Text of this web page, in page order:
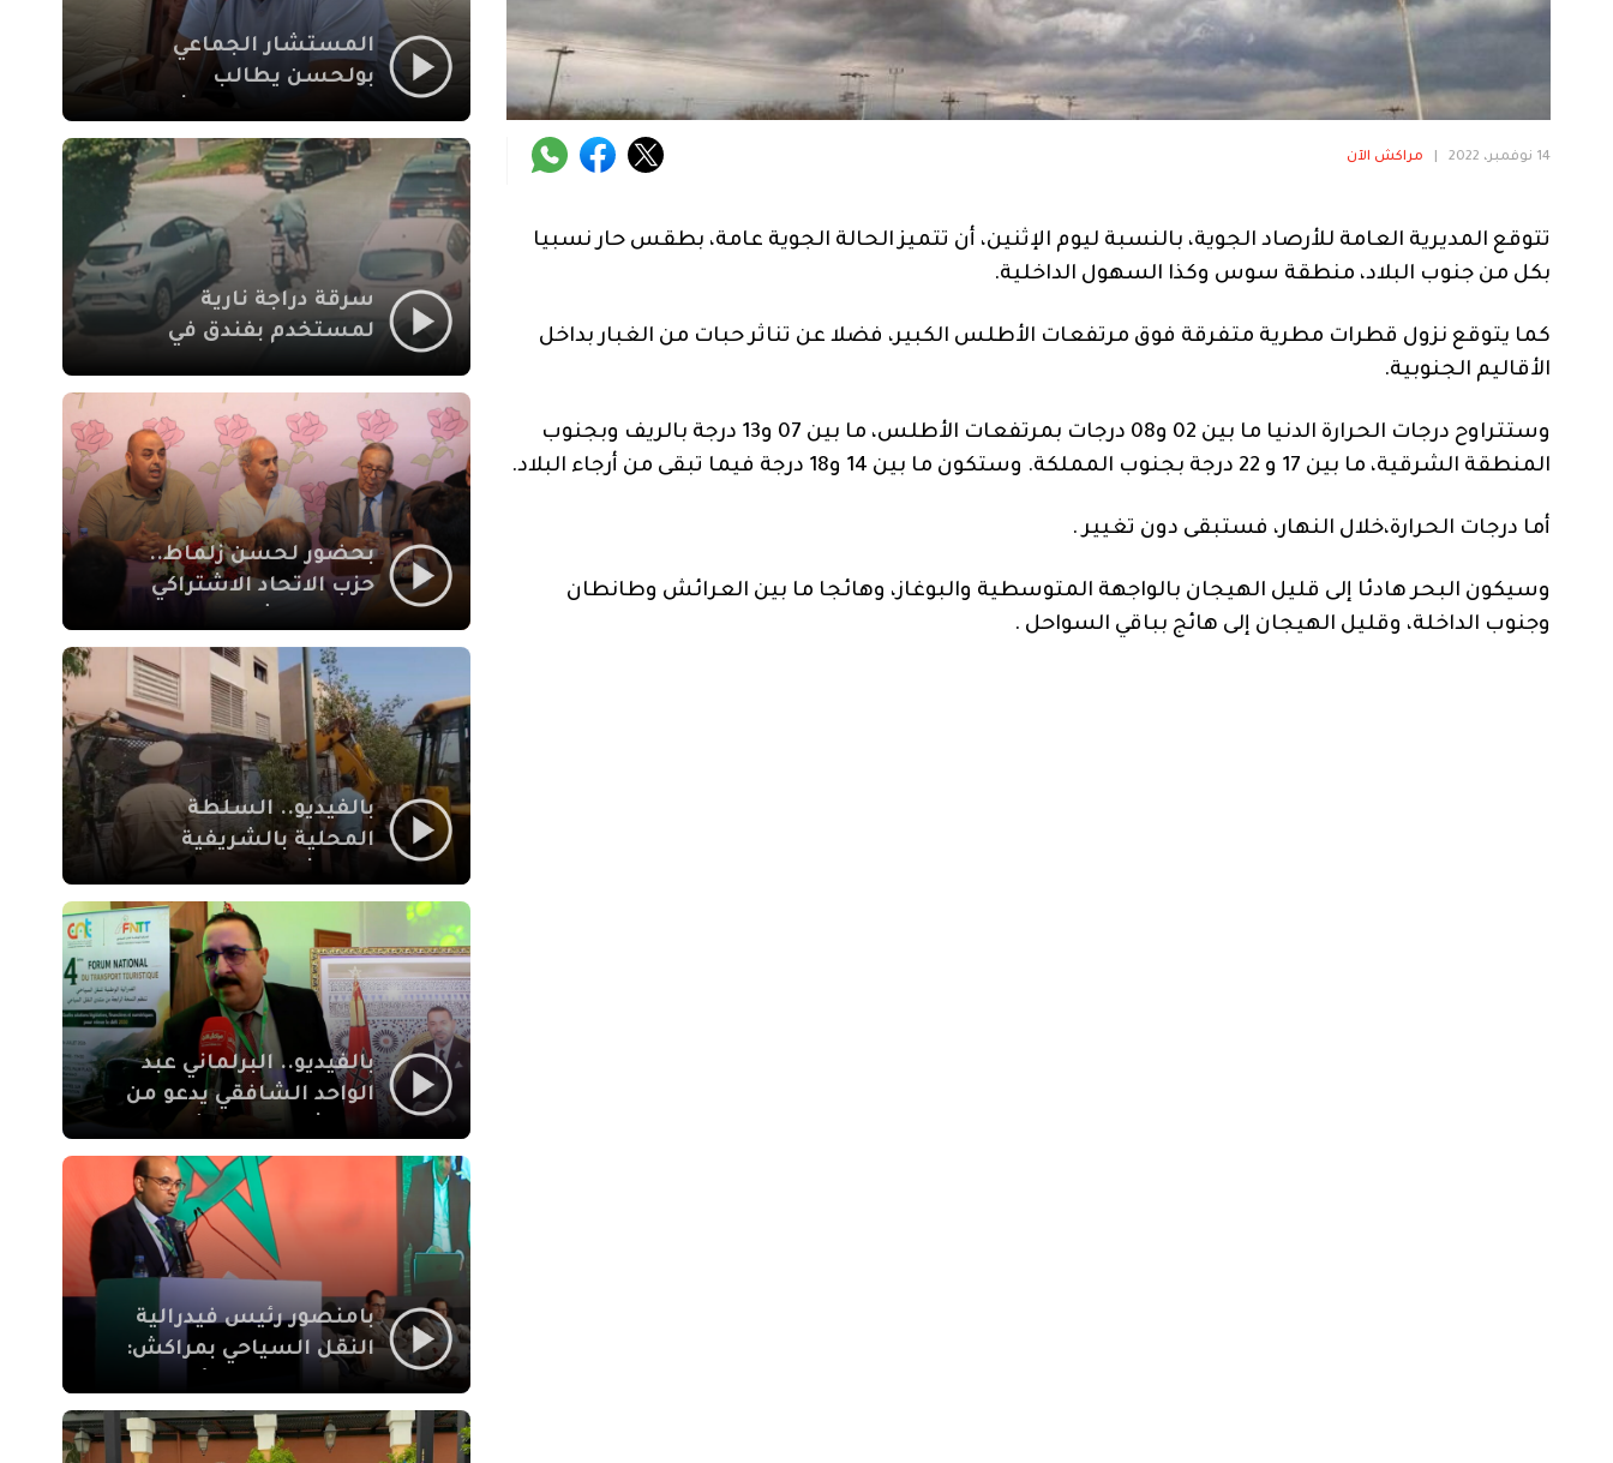
14 نوفمبر، 2022 مراكش الآن
تتوقع المديرية العامة للأرصاد الجوية، بالنسبة ليوم الإثنين، أن تتميز الحالة الجوية عامة، بطقس حار نسبيا
بكل من جنوب البلاد، منطقة سوس وكذا السهول الداخلية.
كما يتوقع نزول قطرات مطرية متفرقة فوق مرتفعات الأطلس الكبير، فضلا عن تناثر حبات من الغبار بداخل
الأقاليم الجنوبية.
وستتراوح درجات الحرارة الدنيا ما بين 02 و08 درجات بمرتفعات الأطلس، ما بين 07 و13 درجة بالريف وبجنوب
المنطقة الشرقية، ما بين 17 و 22 درجة بجنوب المملكة. وستكون ما بين 14 و18 درجة فيما تبقى من أرجاء البلاد.
أما درجات الحرارة،خلال النهار، فستبقى دون تغيير .
وسيكون البحر هادئا إلى قليل الهيجان بالواجهة المتوسطية والبوغاز، وهائجا ما بين العرائش وطانطان
وجنوب الداخلة، وقليل الهيجان إلى هائج بباقي السواحل .
المستشار الجماعي
بولحسن يطالب
أشغال شارع علال
الفاسي بمراكش
سرقة دراجة نارية
لمستخدم بفندق في
بمراكش
بحضور لحسن زلماط..
حزب الاتحاد الاشتراكي
مقراً بمقاطعة سيدي
يوسف بن علي مراكش
بالفيديو.. السلطة
المحلية بالشريفية
بنايات غير قانونية بإقامة
الإيمان
بالفيديو.. البرلماني عبد
الواحد الشافقي يدعو من
النقل السياحي لمواكبة
بامنصور رئيس فيدرالية
النقل السياحي بمراكش:
والاصلاح التشريعي
ركيزتان أساسيتان لكسب